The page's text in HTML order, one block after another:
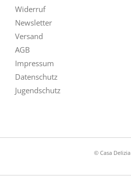
Widerruf
Newsletter
Versand
AGB
Impressum
Datenschutz
Jugendschutz
© Casa Delizia